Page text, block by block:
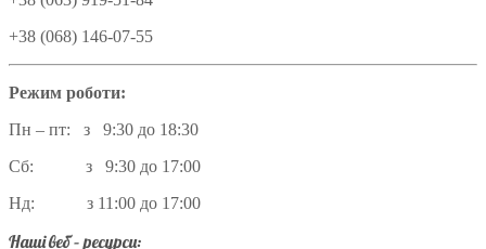
+38 (068) 146-07-55
Режим роботи:
Пн – пт: з 9:30 до 18:30
Сб: з 9:30 до 17:00
Нд: з 11:00 до 17:00
Наші веб – ресурси: